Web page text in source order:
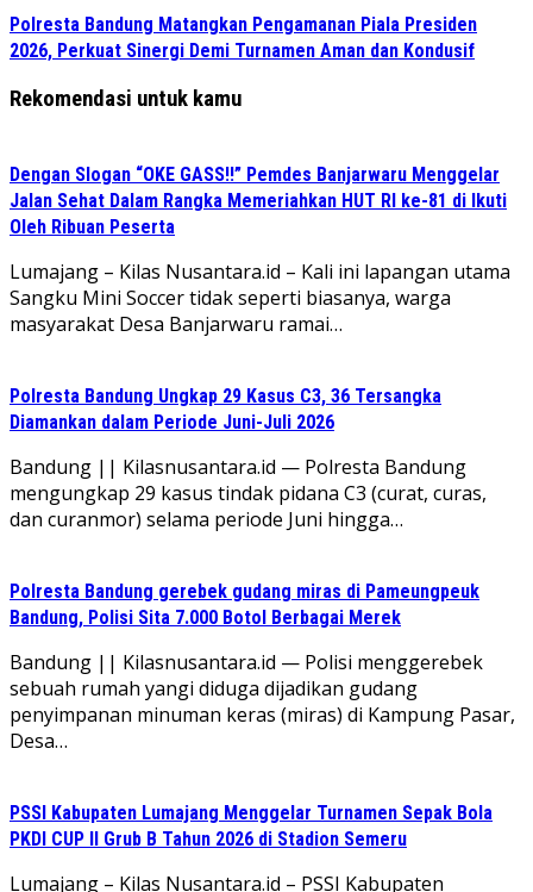
Polresta Bandung Matangkan Pengamanan Piala Presiden
2026, Perkuat Sinergi Demi Turnamen Aman dan Kondusif
Rekomendasi untuk kamu
Dengan Slogan “OKE GASS!!” Pemdes Banjarwaru Menggelar
Jalan Sehat Dalam Rangka Memeriahkan HUT RI ke-81 di Ikuti
Oleh Ribuan Peserta
Lumajang – Kilas Nusantara.id – Kali ini lapangan utama
Sangku Mini Soccer tidak seperti biasanya, warga
masyarakat Desa Banjarwaru ramai…
Polresta Bandung Ungkap 29 Kasus C3, 36 Tersangka
Diamankan dalam Periode Juni-Juli 2026
Bandung || Kilasnusantara.id — Polresta Bandung
mengungkap 29 kasus tindak pidana C3 (curat, curas,
dan curanmor) selama periode Juni hingga…
Polresta Bandung gerebek gudang miras di Pameungpeuk
Bandung, Polisi Sita 7.000 Botol Berbagai Merek
Bandung || Kilasnusantara.id — Polisi menggerebek
sebuah rumah yangi diduga dijadikan gudang
penyimpanan minuman keras (miras) di Kampung Pasar,
Desa…
PSSI Kabupaten Lumajang Menggelar Turnamen Sepak Bola
PKDI CUP II Grub B Tahun 2026 di Stadion Semeru
Lumajang – Kilas Nusantara.id – PSSI Kabupaten